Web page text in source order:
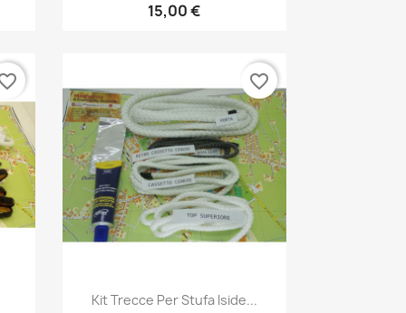
15,00 €
Anteprima
Kit Trecce Per Stufa Iside...
favorite_border